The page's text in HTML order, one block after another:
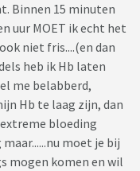
Binnen 15 minuten
uur MOET ik echt het
niet fris....(en dan
heb ik Hb laten
me belabberd,
Hb te laag zijn, dan
bloeding
moet je bij
mogen komen en wil